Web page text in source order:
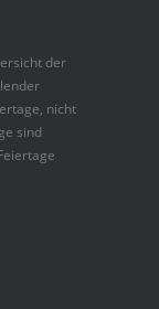
der
nicht
sind